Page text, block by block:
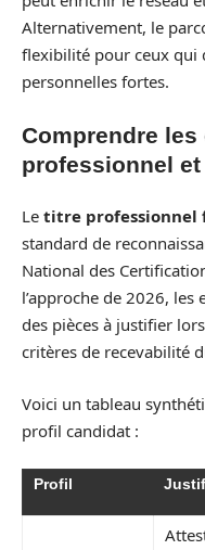
Alternativement, le
flexibilité pour ceux qui
personnelles fortes.
Comprendre
professionnel
Le titre professionnel
standard de
National des
l’approche de 2026, les
des pièces à justifier
critères de recevabilité
Voici un tableau
profil candidat :
Profil